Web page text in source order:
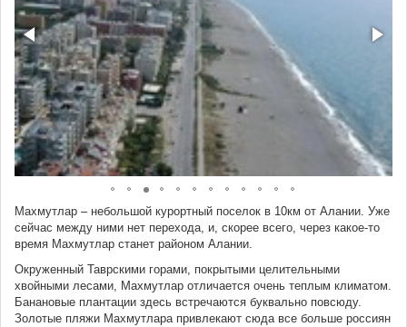
Махмутлар – небольшой курортный поселок в 10км от Алании. Уже
сейчас между ними нет перехода, и, скорее всего, через какое-то
время Махмутлар станет районом Алании.
Окруженный Таврскими горами, покрытыми целительными
хвойными лесами, Махмутлар отличается очень теплым климатом.
Банановые плантации здесь встречаются буквально повсюду.
Золотые пляжи Махмутлара привлекают сюда все больше россиян